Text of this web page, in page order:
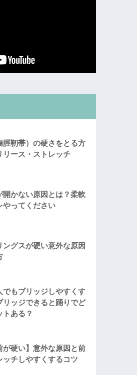
脛靭帯）の硬さをとる方
リース・ストレッチ
開かない原因とは？柔軟
やってください
ングスが硬い意外な原因
でもブリッジしやすくす
リッジできると踊りでど
トある？
が硬い】意外な原因と前
ッチしやすくするコツ